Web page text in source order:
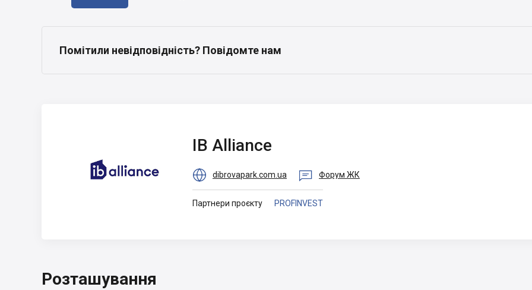
Помітили невідповідність? Повідомте нам
IB Alliance
 dibrovapark.com.ua  Форум ЖК
Партнери проєкту PROFINVEST
Розташування